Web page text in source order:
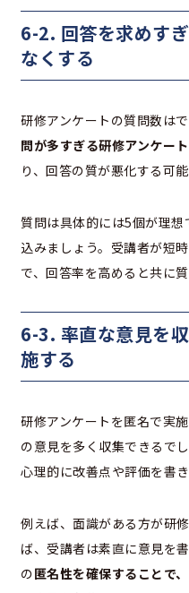
6-2. 回答を求めす
なくする
研修アンケートの質問数は
問が多すぎる研修アンケー
り、回答の質が悪化する可能
質問は具体的には5個が理
込みましょう。受講者が短
で、回答率を高めると共に
6-3. 率直な意見を
施する
研修アンケートを匿名で実
の意見を多く収集できるで
心理的に改善点や評価を書き
例えば、面識がある方が研
ば、受講者は素直に意見を
の匿名性を確保することで